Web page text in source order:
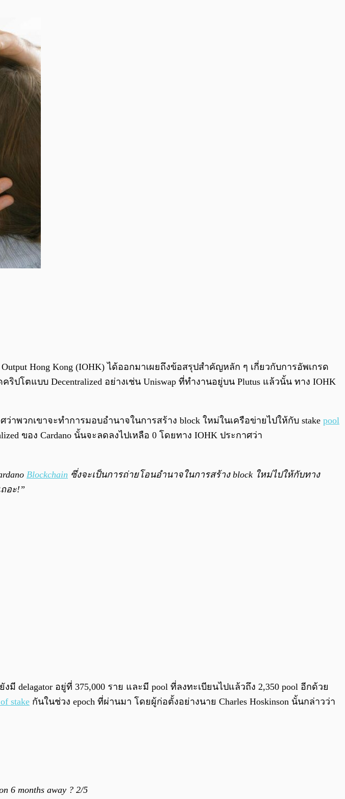
0:00 0:00
Hong Kong (IOHK) ได้ออกมาเผยถึงข้อสรุปสำคัญหลัก ๆ เกี่ยวกับการอัพเกรด
ปโตแบบ Decentralized อย่างเช่น Uniswap ที่ทำงานอยู่บน Plutus แล้วนั้น ทาง IOHK
วกเขาจะทำการมอบอำนาจในการสร้าง block ใหม่ในเครือข่ายไปให้กับ stake pool
ของ Cardano นั้นจะลดลงไปเหลือ 0 โดยทาง IOHK ประกาศว่า
Blockchain ซึ่งจะเป็นการถ่ายโอนอำนาจในการสร้าง block ใหม่ไปให้กับทาง
อะ!”
delagator อยู่ที่ 375,000 ราย และมี pool ที่ลงทะเบียนไปแล้วถึง 2,350 pool อีกด้วย
stake กันในช่วง epoch ที่ผ่านมา โดยผู้ก่อตั้งอย่างนาย Charles Hoskinson นั้นกล่าวว่า
6 months away ? 2/5